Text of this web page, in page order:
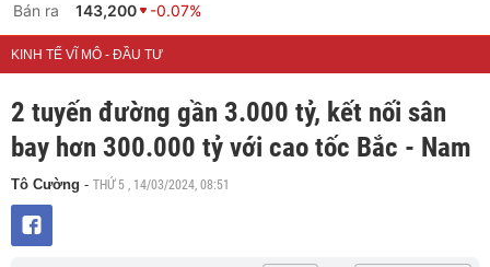
Bán ra
143,200 -0.07%
KINH TẾ VĨ MÔ - ĐẦU TƯ
2 tuyến đường gần 3.000 tỷ, kết nối sân
bay hơn 300.000 tỷ với cao tốc Bắc - Nam
Tô Cường - THỨ 5 , 14/03/2024, 08:51